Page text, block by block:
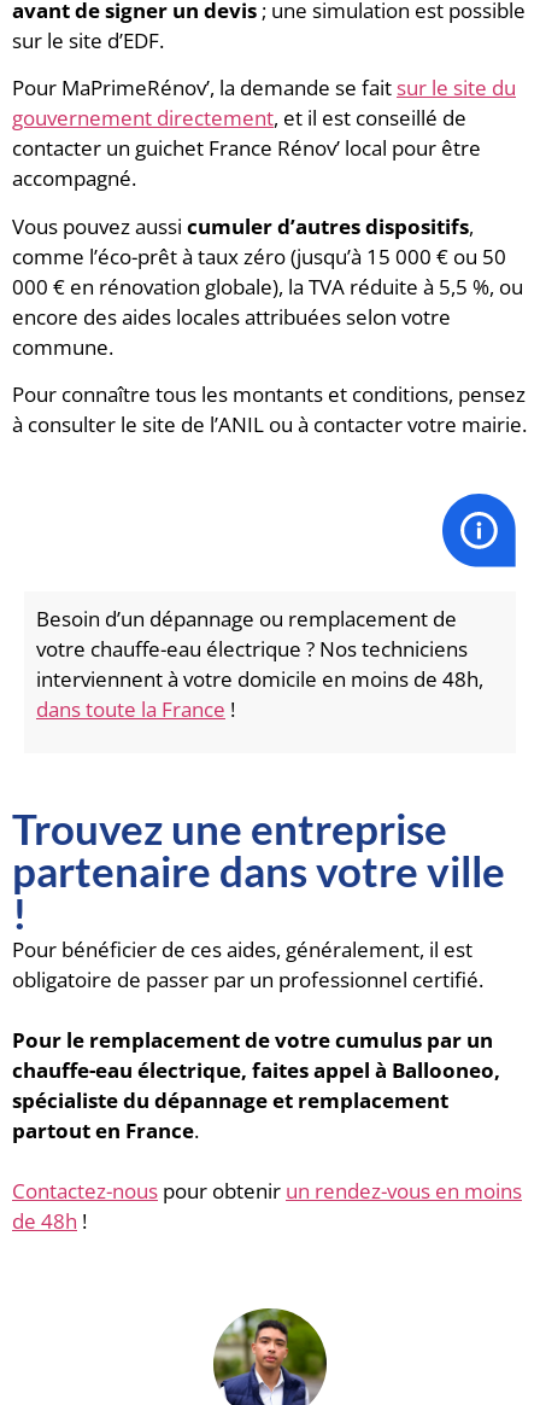
avant de signer un devis ; une simulation est possible
sur le site d’EDF.
Pour MaPrimeRénov’, la demande se faitsur le site du
gouvernement directement, et il est conseillé de
contacter un guichet France Rénov’ local pour être
accompagné.
Vous pouvez aussi cumuler d’autres dispositifs,
comme l’éco-prêt à taux zéro (jusqu’à 15 000 € ou 50
000 € en rénovation globale), la TVA réduite à 5,5 %, ou
encore des aides locales attribuées selon votre
commune.
Pour connaître tous les montants et conditions, pensez
à consulter le site de l’ANIL ou à contacter votre mairie.
Besoin d’un dépannage ou remplacement de
votre chauffe-eau électrique ? Nos techniciens
interviennent à votre domicile en moins de 48h,
dans toute la France !
Trouvez une entreprise
partenaire dans votre ville
!
Pour bénéficier de ces aides, généralement, il est
obligatoire de passer par un professionnel certifié.
Pour le remplacement de votre cumulus par un
chauffe-eau électrique, faites appel à Ballooneo,
spécialiste du dépannage et remplacement
partout en France.
Contactez-nous pour obtenir un rendez-vous en moins
de 48h !